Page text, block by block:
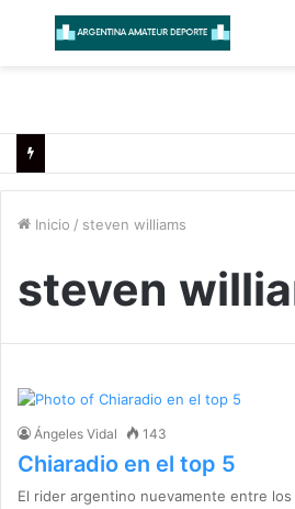
Menú
Inicio / steven williams
steven
Ángeles Vidal 143
Chiaradio en el top 5
El rider argentino nuevamente entre